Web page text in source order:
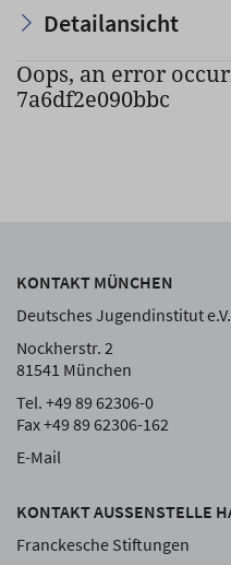
Detailansicht
Oops, an error
7a6df2e090bbc
KONTAKT MÜNCHEN
Deutsches Jugendinstitut e.V.
Nockherstr. 2
81541 München
Tel. +49 89 62306-0
Fax +49 89 62306-162
E-Mail
KONTAKT AUSSENSTELLE
Franckesche Stiftungen